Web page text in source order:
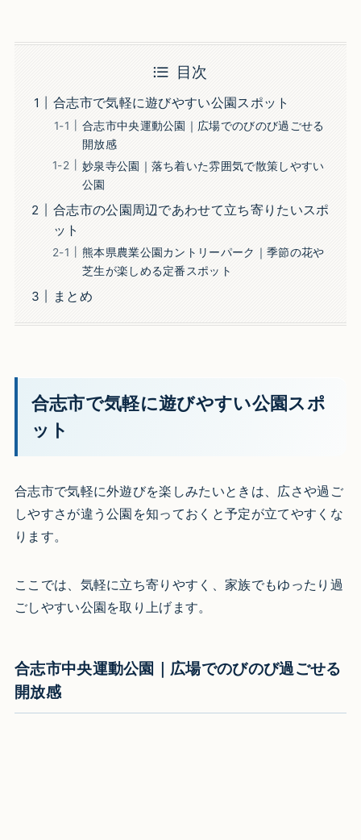
目次
合志市で気軽に遊びやすい公園スポット
合志市中央運動公園｜広場でのびのび過ごせる
開放感
妙泉寺公園｜落ち着いた雰囲気で散策しやすい
公園
合志市の公園周辺であわせて立ち寄りたいスポ
ット
熊本県農業公園カントリーパーク｜季節の花や
芝生が楽しめる定番スポット
まとめ
合志市で気軽に遊びやすい公園スポ
ット
合志市で気軽に外遊びを楽しみたいときは、広さや過ご
しやすさが違う公園を知っておくと予定が立てやすくな
ります。
ここでは、気軽に立ち寄りやすく、家族でもゆったり過
ごしやすい公園を取り上げます。
合志市中央運動公園｜広場でのびのび過ごせる
開放感